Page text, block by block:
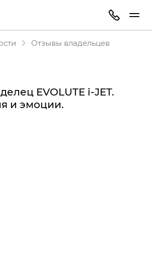
Отзывы владельцев
EVOLUTE i‑JET.
и эмоции.